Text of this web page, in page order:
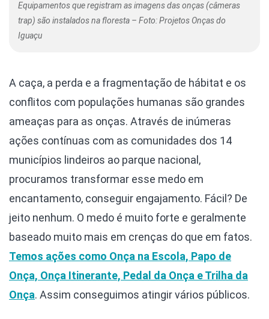
Equipamentos que registram as imagens das onças (câmeras
trap) são instalados na floresta – Foto: Projetos Onças do
Iguaçu
A caça, a perda e a fragmentação de hábitat e os
conflitos com populações humanas são grandes
ameaças para as onças. Através de inúmeras
ações contínuas com as comunidades dos 14
municípios lindeiros ao parque nacional,
procuramos transformar esse medo em
encantamento, conseguir engajamento. Fácil? De
jeito nenhum. O medo é muito forte e geralmente
baseado muito mais em crenças do que em fatos.
Temos ações como Onça na Escola, Papo de
Onça, Onça Itinerante, Pedal da Onça e Trilha da
Onça. Assim conseguimos atingir vários públicos.